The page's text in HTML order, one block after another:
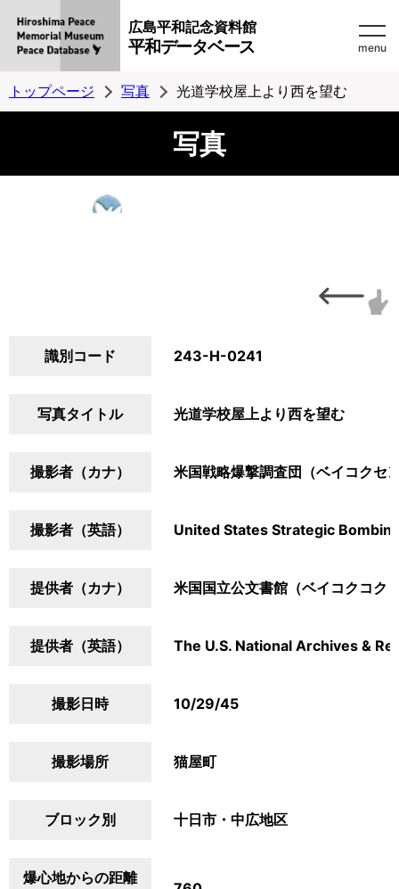
広島平和記念資料館
平和データベース menu
トップページ 写真 光道学校屋上より西を望む
写真
識別コード 243-H-0241
写真タイトル 光道学校屋上より西を望む
撮影者（カナ） 米国戦略爆撃調査団（ベイコクセ
撮影者（英語） United States Strategic
提供者（カナ） 米国国立公文書館（ベイコクコク
提供者（英語） The U.S. National Archives &
撮影日時 10/29/45
撮影場所 猫屋町
ブロック別 十日市・中広地区
爆心地からの距離